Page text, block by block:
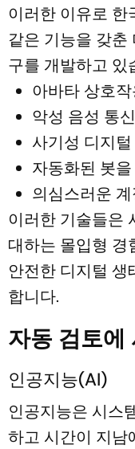
이러한 이유로
같은 기능을 갖춘
구를 개발하고 있
아바타 상호
악성 음성 통
사기성 디지
자동화된 봇
의심스러운
이러한 기술들은
대하는 몰입형 경
안전한 디지털 생
합니다.
자동 검토에
인공지능(AI)
인공지능은 시스
하고 시간이 지남